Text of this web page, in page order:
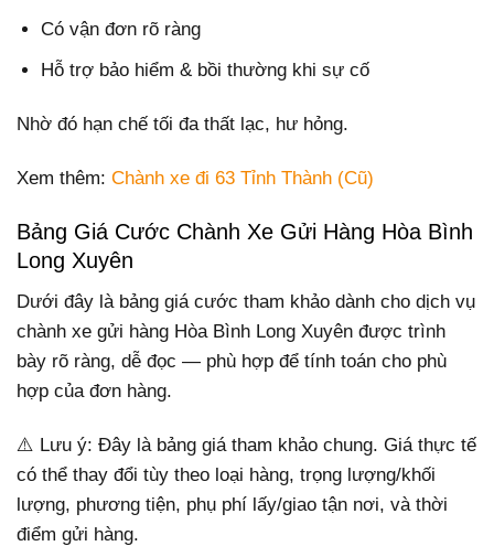
Có vận đơn rõ ràng
Hỗ trợ bảo hiểm & bồi thường khi sự cố
Nhờ đó hạn chế tối đa thất lạc, hư hỏng.
Xem thêm: Chành xe đi 63 Tỉnh Thành (Cũ)
Bảng Giá Cước Chành Xe Gửi Hàng Hòa Bình
Long Xuyên
Dưới đây là bảng giá cước tham khảo dành cho dịch vụ
chành xe gửi hàng Hòa Bình Long Xuyên được trình
bày rõ ràng, dễ đọc — phù hợp để tính toán cho phù
hợp của đơn hàng.
⚠️ Lưu ý: Đây là bảng giá tham khảo chung. Giá thực tế
có thể thay đổi tùy theo loại hàng, trọng lượng/khối
lượng, phương tiện, phụ phí lấy/giao tận nơi, và thời
điểm gửi hàng.